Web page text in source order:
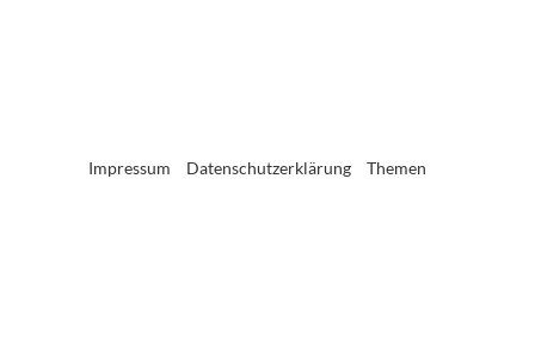
Impressum Datenschutzerklärung Themen